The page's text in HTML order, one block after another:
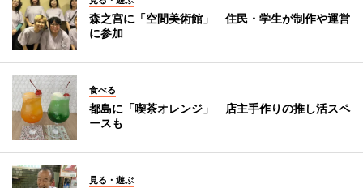
森之宮に「空間美術館」 住民・学生が制作や運営
に参加
食べる
都島に「喫茶オレンジ」 店主手作りの推し活スペ
ースも
見る・遊ぶ